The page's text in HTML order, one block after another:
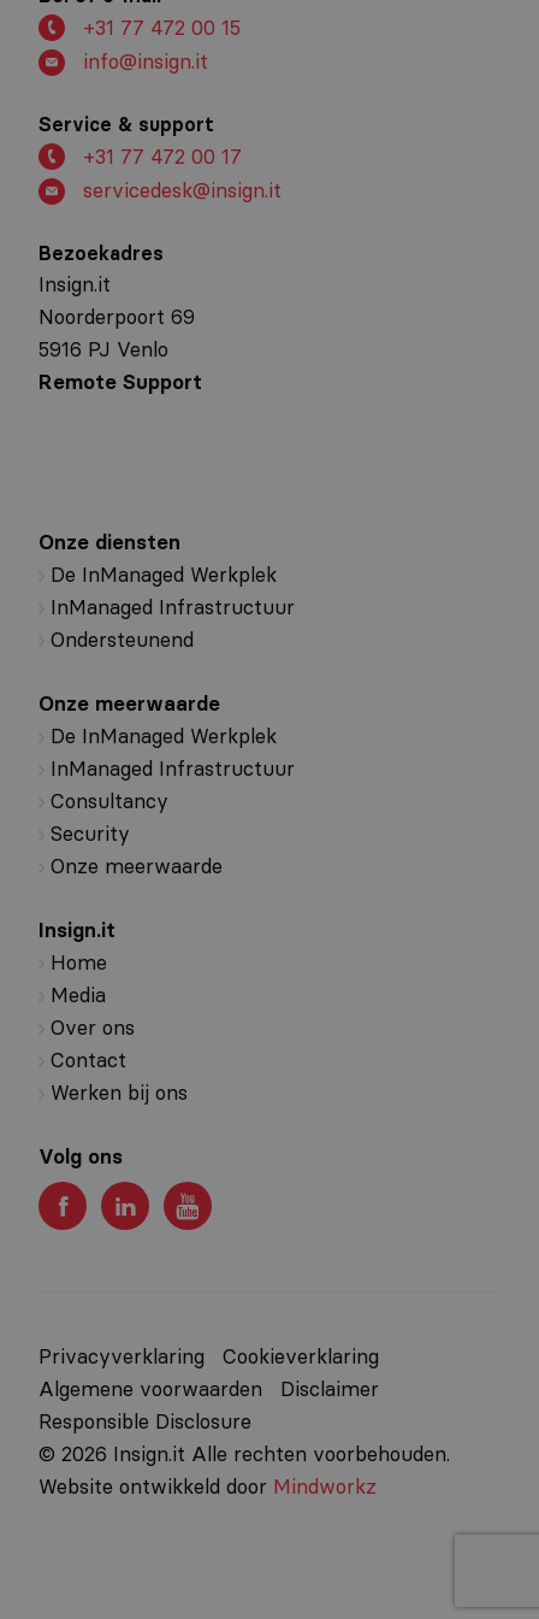
+31 77 472 00 15
info@insign.it
Service & support
+31 77 472 00 17
servicedesk@insign.it
Bezoekadres
Insign.it
Noorderpoort 69
5916 PJ Venlo
Remote Support
Onze diensten
De InManaged Werkplek
InManaged Infrastructuur
Ondersteunend
Onze meerwaarde
De InManaged Werkplek
InManaged Infrastructuur
Consultancy
Security
Onze meerwaarde
Insign.it
Home
Media
Over ons
Contact
Werken bij ons
Volg ons
Privacyverklaring
Cookieverklaring
Algemene voorwaarden
Disclaimer
Responsible Disclosure
© 2026 Insign.it Alle rechten voorbehouden.
Website ontwikkeld door Mindworkz